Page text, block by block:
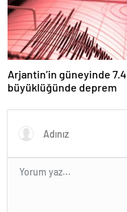
Arjantin’in güneyinde 7.4
büyüklüğünde deprem